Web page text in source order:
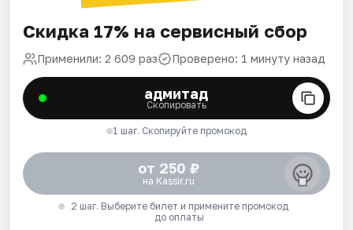
Скидка 17% на сервисный сбор
Применили: 2 609 раз Проверено: 1 минуту назад
адмитад
Скопировать
1 шаг. Скопируйте промокод
от 250 ₽
на Kassir.ru
2 шаг. Выберите билет и примените промокод
до оплаты